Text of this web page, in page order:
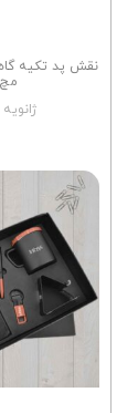
نقش پد تکیه
ژانویه 28, 2025